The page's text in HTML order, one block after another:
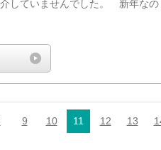
していませんでした。 新年なの
9 10 11 12 13